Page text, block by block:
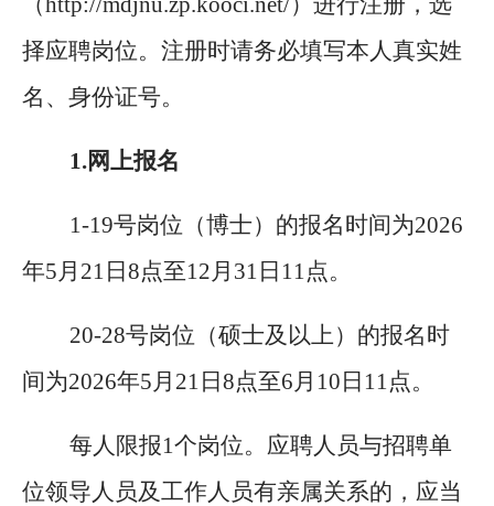
择应聘岗位。注册时请务必填写本人真实姓
名、身份证号。
1.网上报名
1-19号岗位（博士） 的报名时间为2026
年5月21日8点至12月31日11点。
20-28号岗位（硕士及以上） 的报名时
间为2026年5月21日8点至6月10日11点。
每人限报1个岗位。应聘人员与招聘单
位领导人员及工作人员有亲属关系的，应当